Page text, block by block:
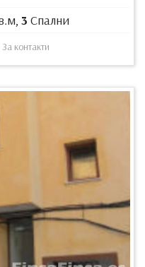
3 Спални
За контакти